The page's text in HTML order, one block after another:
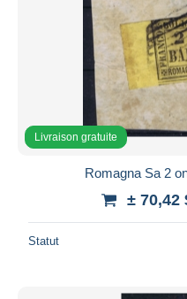
Livraison gratuite
Romagna Sa 2
± 70,42
Statut